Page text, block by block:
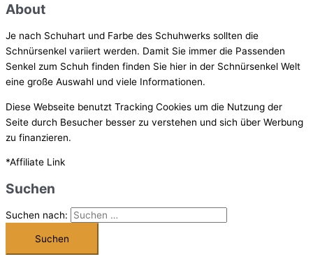
About
Je nach Schuhart und Farbe des Schuhwerks sollten die
Schnürsenkel variiert werden. Damit Sie immer die Passenden
Senkel zum Schuh finden finden Sie hier in der Schnürsenkel Welt
eine große Auswahl und viele Informationen.
Diese Webseite benutzt Tracking Cookies um die Nutzung der
Seite durch Besucher besser zu verstehen und sich über Werbung
zu finanzieren.
*Affiliate Link
Suchen
Suchen nach: